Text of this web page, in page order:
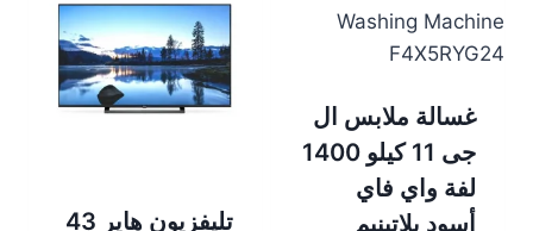
غسالة ملابس ال
جى 11 كيلو 1400
لفة واي فاي
أسود بلاتينيم
تليفزيون هاير 43